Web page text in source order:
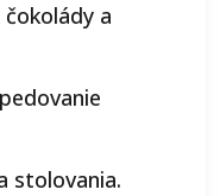
a
stolovania.